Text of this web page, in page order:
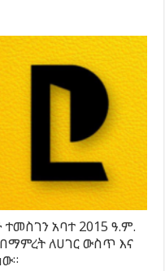
አባተ 2015 ዓ.ም.
ለሀገር ውስጥ እና